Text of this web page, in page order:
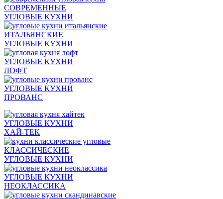
СОВРЕМЕННЫЕ
УГЛОВЫЕ КУХНИ
ИТАЛЬЯНСКИЕ
УГЛОВЫЕ КУХНИ
УГЛОВЫЕ КУХНИ
ЛОФТ
УГЛОВЫЕ КУХНИ
ПРОВАНС
УГЛОВЫЕ КУХНИ
ХАЙ-ТЕК
КЛАССИЧЕСКИЕ
УГЛОВЫЕ КУХНИ
УГЛОВЫЕ КУХНИ
НЕОКЛАССИКА